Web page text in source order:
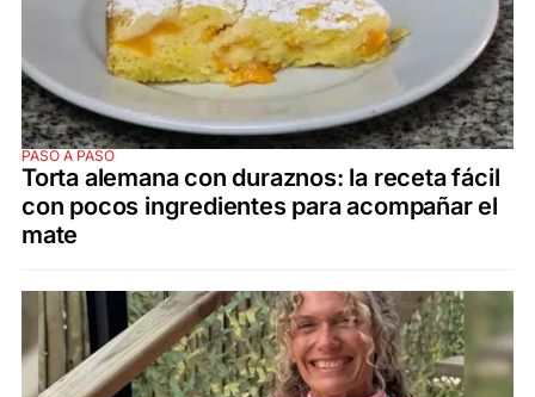
PASO A PASO
Torta alemana con duraznos: la receta fácil
con pocos ingredientes para acompañar el
mate